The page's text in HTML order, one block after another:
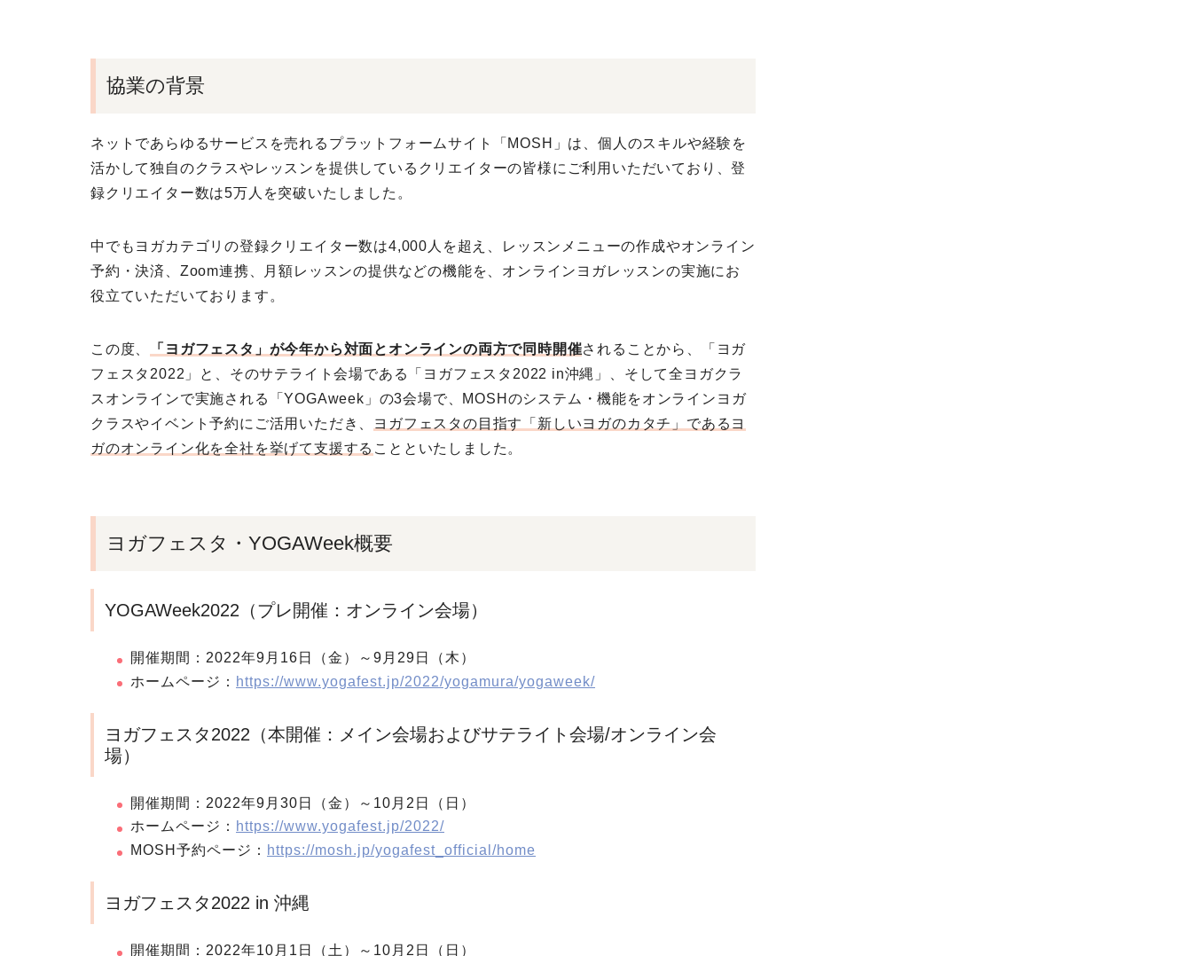
協業の背景
ネットであらゆるサービスを売れるプラットフォームサイト「MOSH」は、個人のスキルや経験を
活かして独自のクラスやレッスンを提供しているクリエイターの皆様にご利用いただいており、登
録クリエイター数は5万人を突破いたしました。
中でもヨガカテゴリの登録クリエイター数は4,000人を超え、レッスンメニューの作成やオンライン
予約・決済、Zoom連携、月額レッスンの提供などの機能を、オンラインヨガレッスンの実施にお
役立ていただいております。
この度、 「ヨガフェスタ」が今年から対面とオンラインの両方で同時開催されることから、「ヨガ
フェスタ2022」と、そのサテライト会場である「ヨガフェスタ2022 in沖縄」、そして全ヨガクラ
スオンラインで実施される「YOGAweek」の3会場で、MOSHのシステム・機能をオンラインヨガ
クラスやイベント予約にご活用いただき、
ヨガフェスタの目指す「新しいヨガのカタチ」であるヨ
ガのオンライン化を全社を挙げて支援する ことといたしました。
ヨガフェスタ・YOGAWeek概要
YOGAWeek2022（プレ開催：オンライン会場）
開催期間：2022年9月16日（金）～9月29日（木）
ホームページ： https://www.yogafest.jp/2022/yogamura/yogaweek/
ヨガフェスタ2022（本開催：メイン会場およびサテライト会場/オンライン会
場）
開催期間：2022年9月30日（金）～10月2日（日）
ホームページ： https://www.yogafest.jp/2022/
MOSH予約ページ： https://mosh.jp/yogafest_official/home
ヨガフェスタ2022 in 沖縄
開催期間：2022年10月1日（土）～10月2日（日）